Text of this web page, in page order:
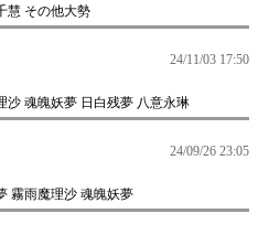
慧 その他大勢
24/11/03 17:50
沙 魂魄妖夢 日白残夢 八意永琳
24/09/26 23:05
霧雨魔理沙 魂魄妖夢